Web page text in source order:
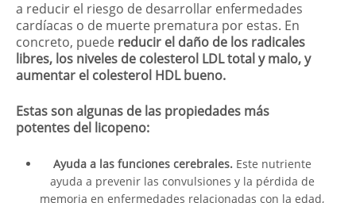
a reducir el riesgo de desarrollar enfermedades
cardíacas o de muerte prematura por estas. En
concreto, puede reducir el daño de los radicales
libres, los niveles de colesterol LDL total y malo, y
aumentar el colesterol HDL bueno.
Estas son algunas de las propiedades más
potentes del licopeno:
Ayuda a las funciones cerebrales.Este nutriente
ayuda a prevenir las convulsiones y la pérdida de
memoria en enfermedades relacionadas con la edad,